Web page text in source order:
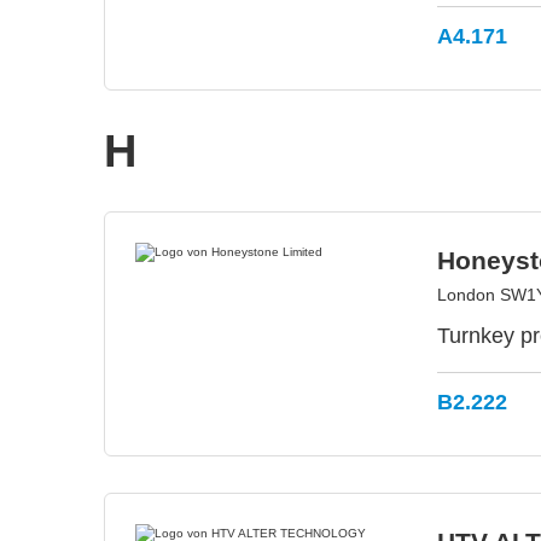
A4.171
H
London
Turnkey
B2.222